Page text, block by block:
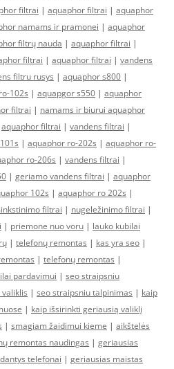
filtrai | aquaphor filtrai | aquaphor
namams ir pramonei | aquaphor
filtrų nauda | aquaphor filtrai |
filtrai | aquaphor filtrai | vandens
filtru rusys | aquaphor s800 |
102s | aquapgor s550 | aquaphor
filtrai | namams ir biurui aquaphor
aquaphor filtrai | vandens filtrai |
| aquaphor ro-202s | aquaphor ro-
ro-206s | vandens filtrai |
| geriamo vandens filtrai | aquaphor
102s | aquaphor ro 202s |
filtrai | nugeležinimo filtrai |
| priemone nuo voru | lauko kubilai
| telefonų remontas | kas yra seo |
| telefonų remontas |
pardavimui | seo straipsniu
| seo straipsniu talpinimas | kaip
| kaip išsirinkti geriausią valiklį
| smagiam žaidimui kieme | aikštelės
remontas naudingas | geriausias
telefonai | geriausias maistas